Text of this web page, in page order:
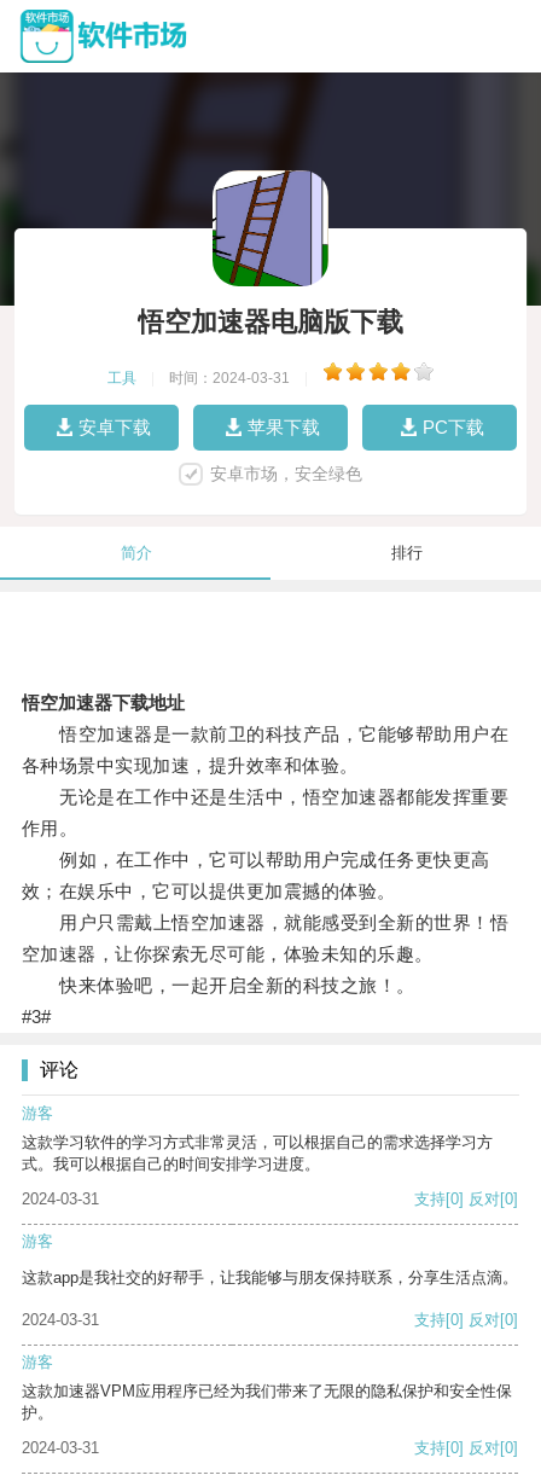
悟空加速器电脑版下载
工具 时间：2024-03-31
安卓下载 苹果下载 PC下载
安卓市场，安全绿色
简介 排行
悟空加速器下载地址
悟空加速器是一款前卫的科技产品，它能够帮助用户在
各种场景中实现加速，提升效率和体验。
无论是在工作中还是生活中，悟空加速器都能发挥重要
作用。
例如，在工作中，它可以帮助用户完成任务更快更高
效；在娱乐中，它可以提供更加震撼的体验。
用户只需戴上悟空加速器，就能感受到全新的世界！悟
空加速器，让你探索无尽可能，体验未知的乐趣。
快来体验吧，一起开启全新的科技之旅！。
#3#
评论
游客
这款学习软件的学习方式非常灵活，可以根据自己的需求选择学习方
式。我可以根据自己的时间安排学习进度。
2024-03-31
支持[0] 反对[0]
游客
这款app是我社交的好帮手，让我能够与朋友保持联系，分享生活点滴。
2024-03-31 支持[0] 反对[0]
游客
这款加速器VPM应用程序已经为我们带来了无限的隐私保护和安全性保
护。
2024-03-31
支持[0] 反对[0]